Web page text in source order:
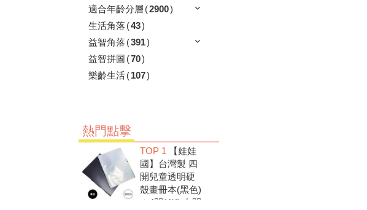
適合年齡分層 (2900)
生活角落 (43)
益智角落 (391)
益智拼圖 (70)
樂齡生活(107)
熱門點擊
TOP 1 【娃娃
國】台灣製 四
開兒童透明硬
殼畫冊本(黑色)
＊4開(4K).中間